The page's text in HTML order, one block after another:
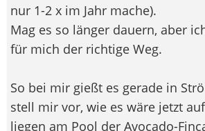
nur 1-2 x im Jahr mache).
Mag es so länger dauern, aber
für mich der richtige Weg.
So bei mir gießt es gerade in
stell mir vor, wie es wäre jetzt
liegen am Pool der Avocado-